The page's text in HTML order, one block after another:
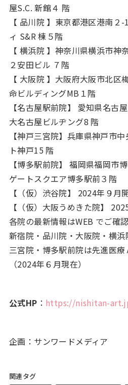
屋S.C. 新館４ 階
【 品川院 】東京都港区港南
ィ S&R 棟５階
【 横浜院 】神奈川県横浜市
２安田ビル ７階
【 大阪院 】大阪府大阪市北
命ビルディングMB１階
【名古屋駅前院】 愛知県名古
大名古屋ビルヂング8 階
【神戸三宮院】兵庫県神戸市
ト神戸15 階
【博多駅前院】 福岡県福岡市
ゲートスクエア博多駅前３階
【（仮）渋谷院】 2024年９月
【（仮）大阪うめきた院】
各院の最新情報はWEB でご確
新宿院・品川院・大阪院・横
三宮院・博多駅前院は先進医療
（2024年６月現在）
公式HP ： https://nishitan-
企画：サンワードメディア
関連タグ